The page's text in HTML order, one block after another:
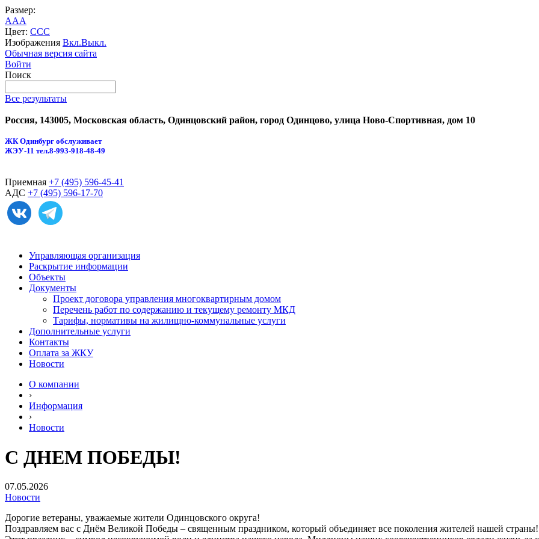
Размер:
AAA
Цвет: CCC
Изображения Вкл.Выкл.
Обычная версия сайта
Войти
Поиск
Все результаты
Россия, 143005, Московская область, Одинцовский район, город Одинцово, улица Ново-Спортивная, дом 10
ЖК Одинбург обслуживает
ЖЭУ-11 тел.8-993-918-48-49
Приемная +7 (495) 596-45-41
АДС +7 (495) 596-17-70
Управляющая организация
Раскрытие информации
Объекты
Документы
Проект договора управления многоквартирным домом
Перечень работ по содержанию и текущему ремонту МКД
Тарифы, нормативы на жилищно-коммунальные услуги
Дополнительные услуги
Контакты
Оплата за ЖКУ
Новости
О компании
›
Информация
›
Новости
С ДНЕМ ПОБЕДЫ!
07.05.2026
Новости
Дорогие ветераны, уважаемые жители Одинцовского округа!
Поздравляем вас с Днём Великой Победы – священным праздником, который объединяет все поколения жителей нашей